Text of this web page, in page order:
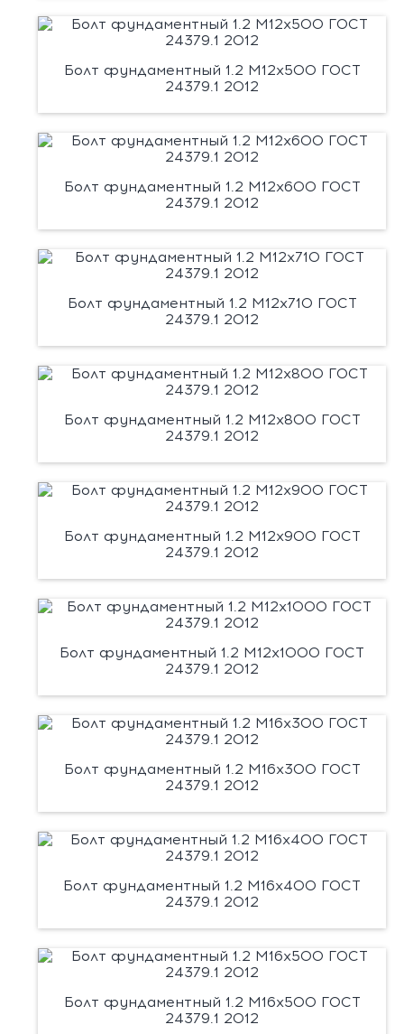
Болт фундаментный 1.2 М12х500 ГОСТ
24379.1 2012
Болт фундаментный 1.2 М12х600 ГОСТ
24379.1 2012
Болт фундаментный 1.2 М12х710 ГОСТ
24379.1 2012
Болт фундаментный 1.2 М12х800 ГОСТ
24379.1 2012
Болт фундаментный 1.2 М12х900 ГОСТ
24379.1 2012
Болт фундаментный 1.2 М12х1000 ГОСТ
24379.1 2012
Болт фундаментный 1.2 М16х300 ГОСТ
24379.1 2012
Болт фундаментный 1.2 М16х400 ГОСТ
24379.1 2012
Болт фундаментный 1.2 М16х500 ГОСТ
24379.1 2012